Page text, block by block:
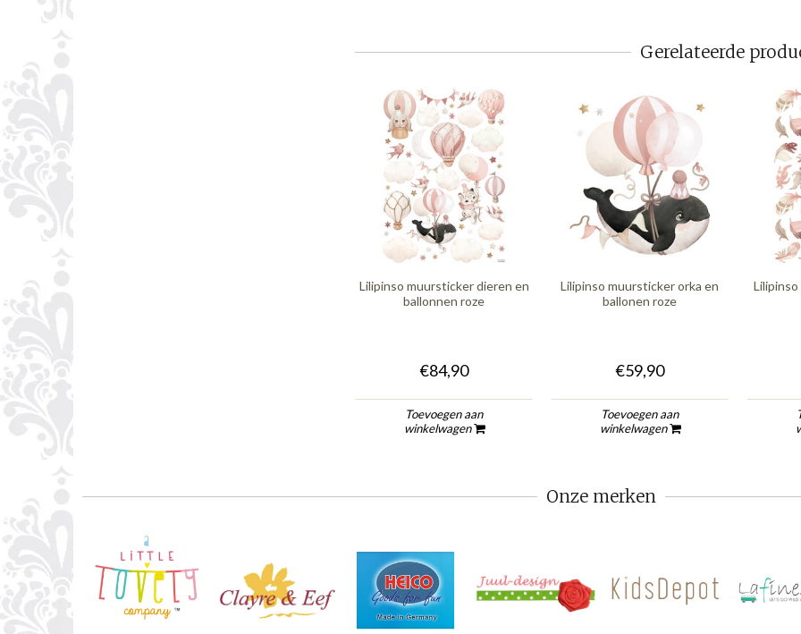
Gerelateerde
Lilipinso muursticker dieren en
ballonnen roze
€84,90
Toevoegen aan
winkelwagen
Lilipinso muursticker orka en
ballonen roze
€59,90
Toevoegen aan
winkelwagen
Onze merken